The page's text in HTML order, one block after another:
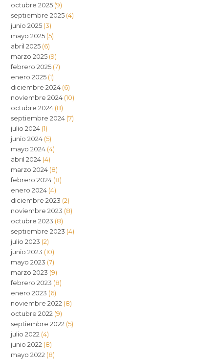
octubre 2025 (9)
septiembre 2025 (4)
junio 2025 (3)
mayo 2025 (5)
abril 2025 (6)
marzo 2025 (9)
febrero 2025 (7)
enero 2025 (1)
diciembre 2024 (6)
noviembre 2024 (10)
octubre 2024 (8)
septiembre 2024 (7)
julio 2024 (1)
junio 2024 (5)
mayo 2024 (4)
abril 2024 (4)
marzo 2024 (8)
febrero 2024 (8)
enero 2024 (4)
diciembre 2023 (2)
noviembre 2023 (8)
octubre 2023 (8)
septiembre 2023 (4)
julio 2023 (2)
junio 2023 (10)
mayo 2023 (7)
marzo 2023 (9)
febrero 2023 (8)
enero 2023 (6)
noviembre 2022 (8)
octubre 2022 (9)
septiembre 2022 (5)
julio 2022 (4)
junio 2022 (8)
mayo 2022 (8)